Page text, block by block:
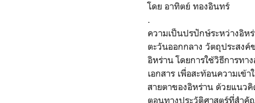
โดย อาทิตย์ ทองอินทร์
.
ความเป็นปรปักษ์ระหว่างอิห
ตะวันออกกลาง วัตถุประสง
อิหร่าน โดยการใช้วิธีการทา
เอกสาร เพื่อสะท้อนความเข้
สายตาของอิหร่าน ด้วยแนว
ตอนทางประวัติศาสตร์ที่สำคั